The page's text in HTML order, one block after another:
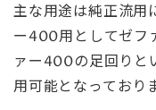
主な用途は純正流用
ー400用としてゼフ
ァー400の足回りと
用可能となっており